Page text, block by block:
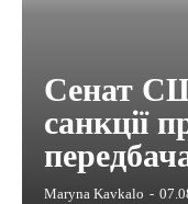
Сенат
санкції
Maryna Kavkalo -